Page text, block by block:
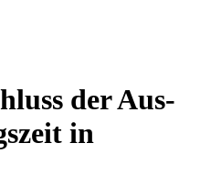
der Aus-
in